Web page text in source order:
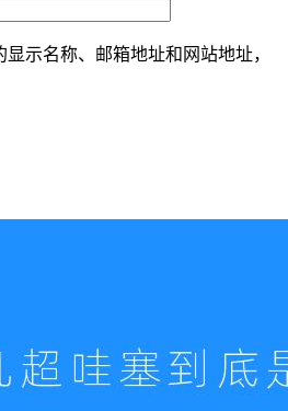
示名称、邮箱地址和网站地址，